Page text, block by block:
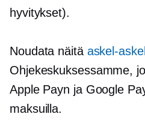
hyvitykset).
Noudata näitä askel-
Ohjekeskuksessamme,
Apple Payn ja Google
maksuilla.